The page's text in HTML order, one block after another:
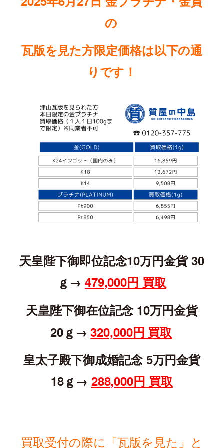
の
瓦版を見た方限定価格は以下の通
りです ！
天皇陛下御即位記念10万円金貨 30
ｇ→ 479,000円 買取
天皇陛下御在位記念 10万円金貨
20ｇ→320,000円 買取
皇太子殿下御成婚記念 5万円金貨
18ｇ→ 288,000円 買取
買取受付の際に「瓦版を見た」と